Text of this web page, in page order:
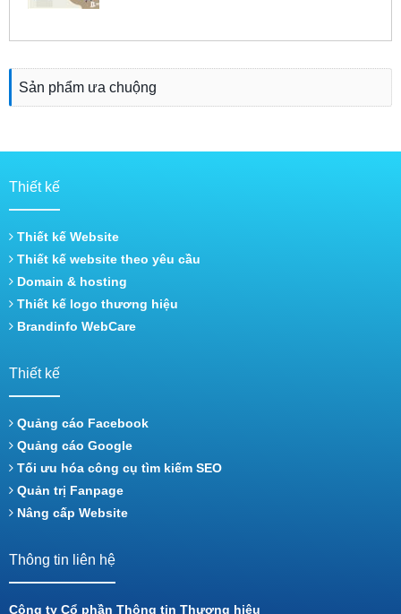
Sản phẩm ưa chuộng
Thiết kế
Thiết kế Website
Thiết kế website theo yêu cầu
Domain & hosting
Thiết kế logo thương hiệu
Brandinfo WebCare
Thiết kế
Quảng cáo Facebook
Quảng cáo Google
Tối ưu hóa công cụ tìm kiếm SEO
Quản trị Fanpage
Nâng cấp Website
Thông tin liên hệ
Công ty Cổ phần Thông tin Thương hiệu